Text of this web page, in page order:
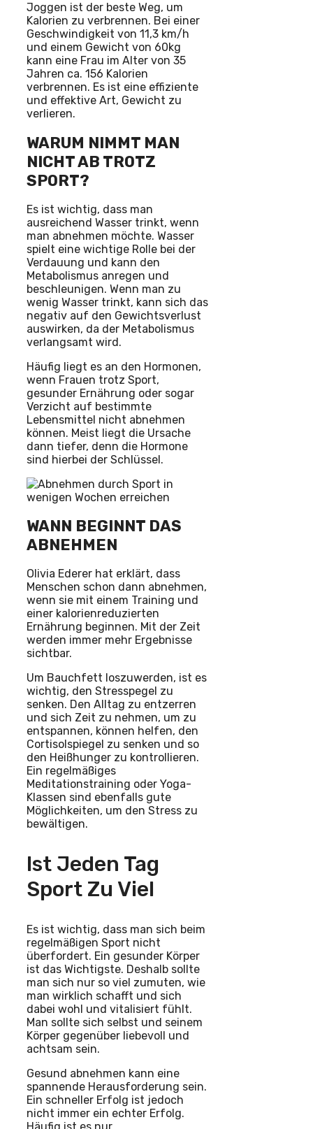
Joggen ist der beste Weg, um
Kalorien zu verbrennen. Bei einer
Geschwindigkeit von 11,3 km/h
und einem Gewicht von 60kg
kann eine Frau im Alter von 35
Jahren ca. 156 Kalorien
verbrennen. Es ist eine effiziente
und effektive Art, Gewicht zu
verlieren.
WARUM NIMMT MAN
NICHT AB TROTZ
SPORT?
Es ist wichtig, dass man
ausreichend Wasser trinkt, wenn
man abnehmen möchte. Wasser
spielt eine wichtige Rolle bei der
Verdauung und kann den
Metabolismus anregen und
beschleunigen. Wenn man zu
wenig Wasser trinkt, kann sich das
negativ auf den Gewichtsverlust
auswirken, da der Metabolismus
verlangsamt wird.
Häufig liegt es an den Hormonen,
wenn Frauen trotz Sport,
gesunder Ernährung oder sogar
Verzicht auf bestimmte
Lebensmittel nicht abnehmen
können. Meist liegt die Ursache
dann tiefer, denn die Hormone
sind hierbei der Schlüssel.
WANN BEGINNT DAS
ABNEHMEN
Olivia Ederer hat erklärt, dass
Menschen schon dann abnehmen,
wenn sie mit einem Training und
einer kalorienreduzierten
Ernährung beginnen. Mit der Zeit
werden immer mehr Ergebnisse
sichtbar.
Um Bauchfett loszuwerden, ist es
wichtig, den Stresspegel zu
senken. Den Alltag zu entzerren
und sich Zeit zu nehmen, um zu
entspannen, können helfen, den
Cortisolspiegel zu senken und so
den Heißhunger zu kontrollieren.
Ein regelmäßiges
Meditationstraining oder Yoga-
Klassen sind ebenfalls gute
Möglichkeiten, um den Stress zu
bewältigen.
Ist Jeden Tag
Sport Zu Viel
Es ist wichtig, dass man sich beim
regelmäßigen Sport nicht
überfordert. Ein gesunder Körper
ist das Wichtigste. Deshalb sollte
man sich nur so viel zumuten, wie
man wirklich schafft und sich
dabei wohl und vitalisiert fühlt.
Man sollte sich selbst und seinem
Körper gegenüber liebevoll und
achtsam sein.
Gesund abnehmen kann eine
spannende Herausforderung sein.
Ein schneller Erfolg ist jedoch
nicht immer ein echter Erfolg.